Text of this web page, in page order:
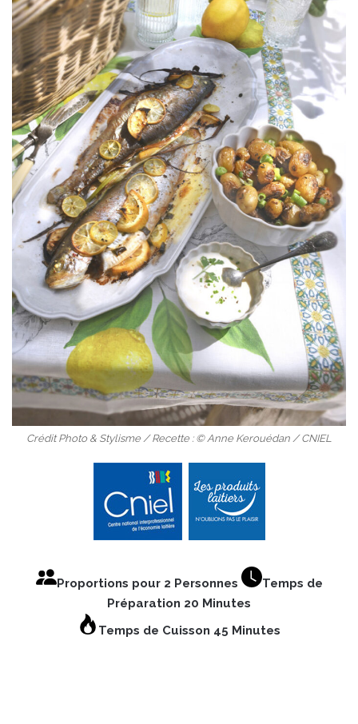
Crédit Photo & Stylisme / Recette : © Anne Kerouédan / CNIEL
Proportions pour 2 Personnes
Temps de
Préparation 20 Minutes
Temps de Cuisson 45 Minutes